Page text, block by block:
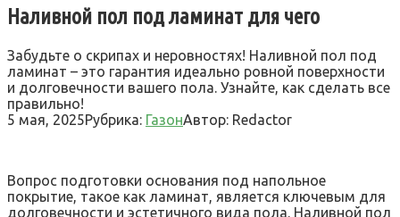
Наливной пол под ламинат для чего
Забудьте о скрипах и неровностях! Наливной пол под
ламинат – это гарантия идеально ровной поверхности
и долговечности вашего пола. Узнайте, как сделать все
правильно!
5 мая, 2025Рубрика: ГазонАвтор: Redactor
Вопрос подготовки основания под напольное
покрытие, такое как ламинат, является ключевым для
долговечности и эстетичного вида пола. Наливной пол